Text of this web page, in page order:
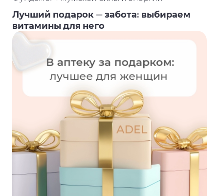
Лучший подарок — забота: выбираем
витамины для него